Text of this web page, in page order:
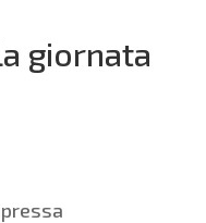
giornata